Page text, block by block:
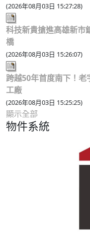
(2026年08月03日 15:27:28)
科技新貴搶進高雄新市
橋
(2026年08月03日 15:26:07)
跨越50年首度南下！
工廠
(2026年08月03日 15:25:25)
顯示全部
物件系統